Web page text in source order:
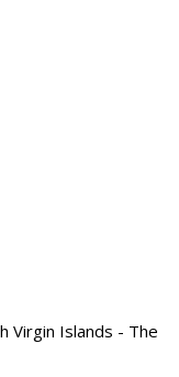
Virgin Islands - The